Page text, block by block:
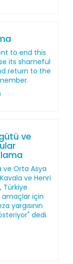
to end this
its shameful
return to the
ve
ve Orta Asya
ve Henri
Türkiye
amaçlar için
yargısının
dedi.